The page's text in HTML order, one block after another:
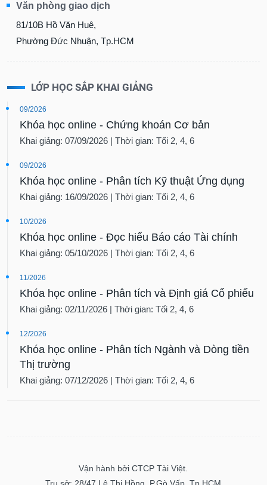
81/10B Hồ Văn Huê,
Phường Đức Nhuận, Tp.HCM
Khóa học online - Chứng khoán Cơ bản
Khai giảng: 07/09/2026 | Thời gian: Tối 2, 4, 6
Khóa học online - Phân tích Kỹ thuật Ứng dụng
Khai giảng: 16/09/2026 | Thời gian: Tối 2, 4, 6
Khóa học online - Đọc hiểu Báo cáo Tài chính
Khai giảng: 05/10/2026 | Thời gian: Tối 2, 4, 6
Khóa học online - Phân tích và Định giá Cổ phiếu
Khai giảng: 02/11/2026 | Thời gian: Tối 2, 4, 6
Khóa học online - Phân tích Ngành và Dòng tiền
Thị trường
Khai giảng: 07/12/2026 | Thời gian: Tối 2, 4, 6
Trụ sở: 28/47 Lê Thị Hồng, P.Gò Vấp, Tp.HCM